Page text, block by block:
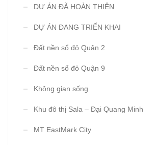
DỰ ÁN ĐÃ HOÀN THIỆN
DỰ ÁN ĐANG TRIỂN KHAI
Đất nền sổ đỏ Quận 2
Đất nền sổ đỏ Quận 9
Không gian sống
Khu đô thị Sala – Đại Quang Minh
MT EastMark City